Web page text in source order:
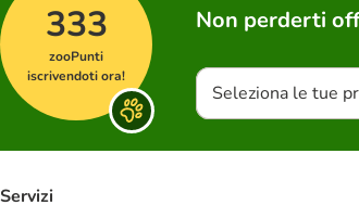
333
zooPunti
iscrivendoti ora!
Non perderti
Seleziona le tue
Servizi